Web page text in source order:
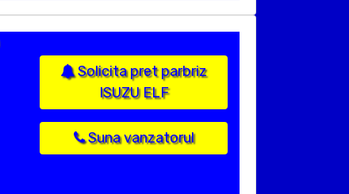
Solicita pret parbriz
ISUZU ELF
Suna vanzatorul